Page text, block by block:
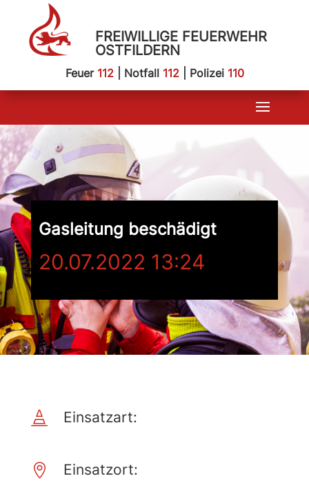
FREIWILLIGE FEUERWEHR
OSTFILDERN
Feuer 112| Notfall 112| Polizei 110
Gasleitung beschädigt
20.07.2022 13:24
 Einsatzart:
 Einsatzort: